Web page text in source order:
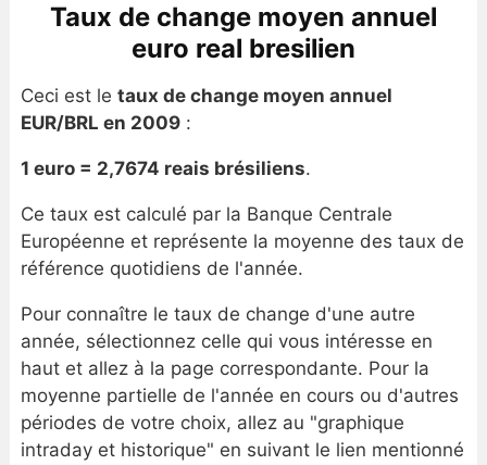
Taux de change moyen annuel
euro real bresilien
Ceci est le taux de change moyen annuel
EUR/BRL en 2009:
1 euro = 2,7674 reais brésiliens.
Ce taux est calculé par la Banque Centrale
Européenne et représente la moyenne des taux de
référence quotidiens de l'année.
Pour connaître le taux de change d'une autre
année, sélectionnez celle qui vous intéresse en
haut et allez à la page correspondante. Pour la
moyenne partielle de l'année en cours ou d'autres
périodes de votre choix, allez au "graphique
intraday et historique" en suivant le lien mentionné